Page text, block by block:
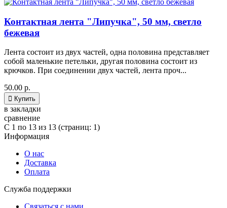
Контактная лента "Липучка", 50 мм, светло
бежевая
Лента состоит из двух частей, одна половина представляет
собой маленькие петельки, другая половина состоит из
крючков. При соединении двух частей, лента проч...
50.00 р.
 Купить
в закладки
сравнение
C 1 по 13 из 13 (страниц: 1)
Информация
О нас
Доставка
Оплата
Служба поддержки